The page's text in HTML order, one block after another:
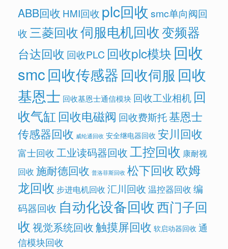
ABB回收 HMI回收 plc回收 smc单向阀回
收 三菱回收伺服电机回收变频器
台达回收 回收PLC 回收plc模块 回收
smc回收传感器回收伺服 回收
基恩士 回收基恩士通信模块 回收工业相机 回
收气缸 回收电磁阀 回收费斯托基恩士
传感器回收 威纶通回收 安全继电器回收 安川回收
富士回收工业读码器回收工控回收 康耐视
回收 施耐德回收 普洛菲斯回收 松下回收欧姆
龙回收 步进电机回收 汇川回收 温控器回收 编
码器回收 自动化设备回收西门子回
收视觉系统回收触摸屏回收 软启动器回收 通
信模块回收